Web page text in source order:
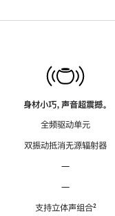
身材小巧，声音超震撼。
全频驱动单元
双振动抵消无源辐射器
—
—
支持立体声组合脚
²